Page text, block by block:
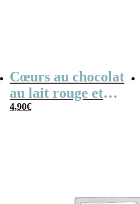
Cœurs au chocolat
au lait rouge et
blanc x4 “Je suis
4,90€